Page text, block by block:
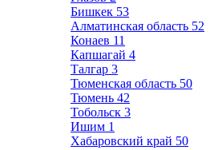
Бишкек 53
Алматинская область 52
Конаев 11
Капшагай 4
Талгар 3
Тюменская область 50
Тюмень 42
Тобольск 3
Ишим 1
Хабаровский край 50